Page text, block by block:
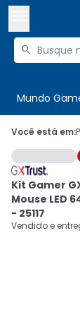
Buscar

Mundo
 Olá.

Cupons
Mais
Você está em:
Kit Gamer
Mouse LED
- 25117
Vendido e